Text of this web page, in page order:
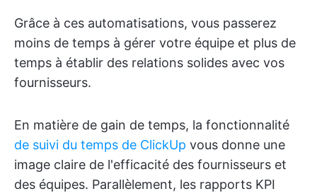
Grâce à ces automatisations, vous passerez
moins de temps à gérer votre équipe et plus de
temps à établir des relations solides avec vos
fournisseurs.
En matière de gain de temps, la fonctionnalité
de suivi du temps de ClickUp vous donne une
image claire de l'efficacité des fournisseurs et
des équipes. Parallèlement, les rapports KPI